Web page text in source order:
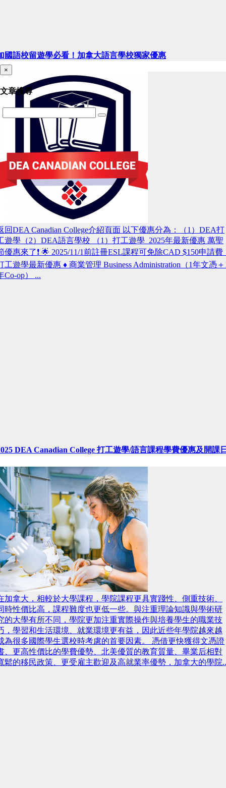
國語校留遊學必看！加拿大語言學校獨家優惠
回DEA Canadian College介紹頁面 以下優惠分為：（1）DEA打
遊學（2）DEA語言學校 （1）打工遊學 2025年最新優惠 萬聖
優惠來了❗️ 🌟 2025/11/1前註冊ESL課程可免除CAD $150申請
工遊學最新優惠 ♦ 商業管理 Business Administration（1年文憑
Co-op） ...
DEA Canadian College 打工遊學/語言課程學費優惠及開課
加拿大，相較於大學課程，學院課程更具實踐性、側重技術、
時性價比高，課程難度也更低一些。與注重理論知識與學術研
的大學有所不同，學院更加注重實際操作與培養學生的職業技
，學習和生活環境、就業環境更有益，因此近些年學院越來越
為很多國際學生選校時考慮的首要因素。 憑借更快獲得文憑證
、更高性價比的學費優勢、北美優質的教育質量、畢業后相對
鬆的移民政策、更受雇主歡迎及高就業率優勢，加拿大的學院
×
文章搜尋